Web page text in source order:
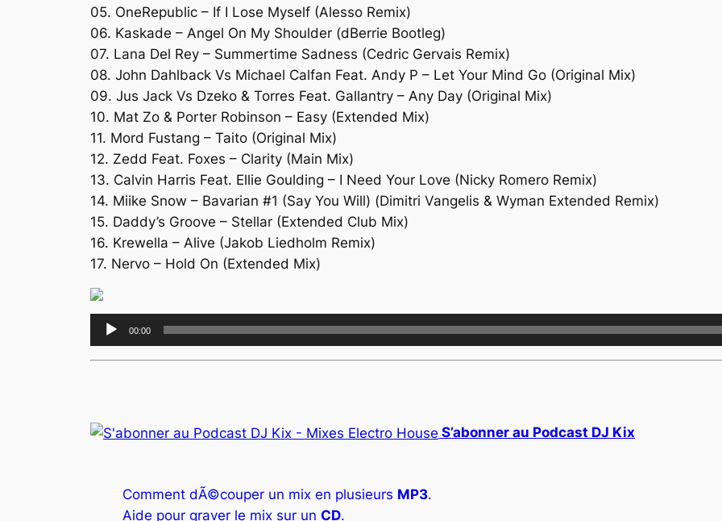
05. OneRepublic – If I Lose Myself (Alesso Remix)
06. Kaskade – Angel On My Shoulder (dBerrie Bootleg)
07. Lana Del Rey – Summertime Sadness (Cedric Gervais Remix)
08. John Dahlback Vs Michael Calfan Feat. Andy P – Let Your Mind Go (Original Mix)
09. Jus Jack Vs Dzeko & Torres Feat. Gallantry – Any Day (Original Mix)
10. Mat Zo & Porter Robinson – Easy (Extended Mix)
11. Mord Fustang – Taito (Original Mix)
12. Zedd Feat. Foxes – Clarity (Main Mix)
13. Calvin Harris Feat. Ellie Goulding – I Need Your Love (Nicky Romero Remix)
14. Miike Snow – Bavarian #1 (Say You Will) (Dimitri Vangelis & Wyman Extended Remix)
15. Daddy’s Groove – Stellar (Extended Club Mix)
16. Krewella – Alive (Jakob Liedholm Remix)
17. Nervo – Hold On (Extended Mix)
Lecteur
audio
00:00
S’abonner au Podcast DJ Kix
Comment dÃ©couper un mix en plusieurs MP3.
Aide pour graver le mix sur un CD.